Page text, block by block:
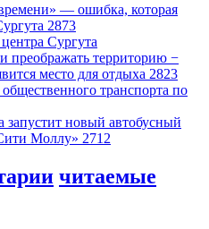
— ошибка, которая
2873
Сургута
преображать территорию −
место для отдыха 2823
транспорта по
новый автобусный
Моллу» 2712
читаемые